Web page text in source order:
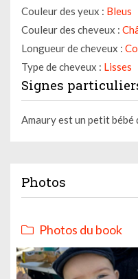
Couleur des yeux : Bleus
Couleur des cheveux :
Longueur de cheveux :
Type de cheveux : Lisses
Signes
Amaury est un petit
Photos
Photos du book